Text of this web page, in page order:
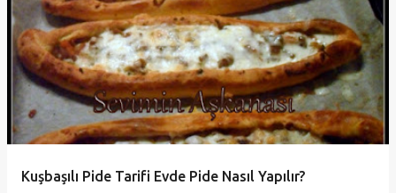
Kuşbaşılı Pide Tarifi Evde Pide Nasıl Yapılır?